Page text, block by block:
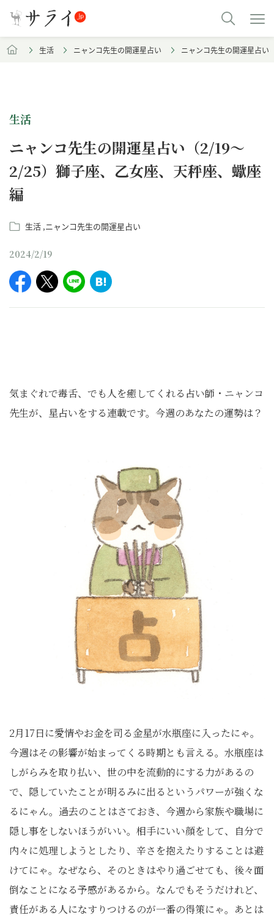
生活 ニャンコ先生の開運星占い ニャンコ先生の開運星占
生活
ニャンコ先生の開運星占い（2/19～
2/25）獅子座、乙女座、天秤座、蠍座
編
生活 ニャンコ先生の開運星占い
2024/2/19
気まぐれで毒舌、でも人を癒してくれる占い師・ニャンコ
先生が、星占いをする連載です。今週のあなたの運勢は？
2月17日に愛情やお金を司る金星が水瓶座に入ったにゃ。
今週はその影響が始まってくる時期とも言える。水瓶座は
しがらみを取り払い、世の中を流動的にする力があるの
で、隠していたことが明るみに出るというパワーが強くな
るにゃん。過去のことはさておき、今週から家族や職場に
隠し事をしないほうがいい。相手にいい顔をして、自分で
内々に処理しようとしたり、辛さを抱えたりすることは避
けてにゃ。なぜなら、そのときはやり過ごせても、後々面
倒なことになる予感があるから。なんでもそうだけれど、
責任がある人になすりつけるのが一番の得策にゃ。あとは